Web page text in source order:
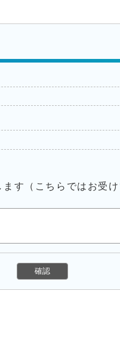
す（こちらではお受